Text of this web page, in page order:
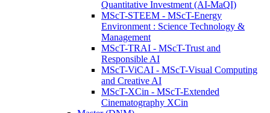
Quantitative Investment (AI-MaQI)
MScT-STEEM - MScT-Energy
Environment : Science Technology &
Management
MScT-TRAI - MScT-Trust and
Responsible AI
MScT-ViCAI - MScT-Visual Computing
and Creative AI
MScT-XCin - MScT-Extended
Cinematography XCin